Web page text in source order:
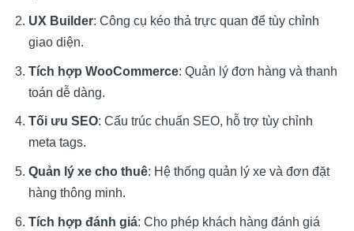
UX Builder: Công cụ kéo thả trực quan để tùy chỉnh
giao diện.
Tích hợp WooCommerce: Quản lý đơn hàng và thanh
toán dễ dàng.
Tối ưu SEO: Cấu trúc chuẩn SEO, hỗ trợ tùy chỉnh
meta tags.
Quản lý xe cho thuê: Hệ thống quản lý xe và đơn đặt
hàng thông minh.
Tích hợp đánh giá: Cho phép khách hàng đánh giá